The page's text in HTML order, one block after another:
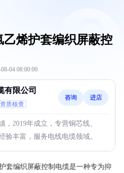
烯护套编织屏蔽控
04 08:00:00
有限公司
质核查
咨询 进店
，2019年成立，专营铜芯线、
验丰富，服务电线电缆领域。
套编织屏蔽控制电缆是一种专为抑